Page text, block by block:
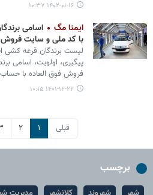
۱۴۰۲-۰۱-۱۶ ۱۰:۳۷
ایمنا مگ
اسامی
با کد ملی و سایت فروش
پیگیری، اولویت، اسامی
فروش فوق العاده با
۱۴۰۱-۱۲-۲۲ ۱۰:۱۵
قبلی ۱ ۲
برچسب